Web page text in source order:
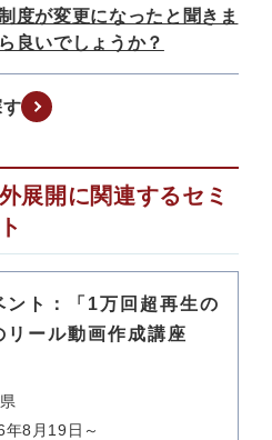
度が変更になったと聞きま
良いでしょうか？
展開に関連するセミ
ント：「1万回超再生の
リール動画作成講座
年8月19日～